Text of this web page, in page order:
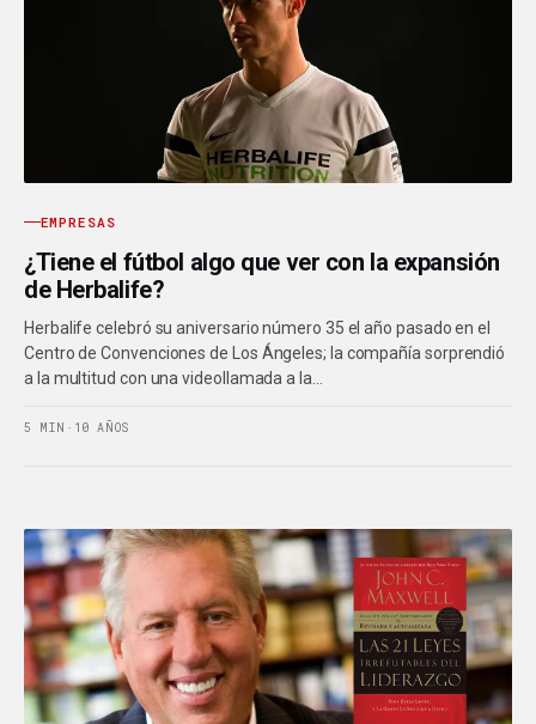
EMPRESAS
¿Tiene el fútbol algo que ver con la expansión
de Herbalife?
Herbalife celebró su aniversario número 35 el año pasado en el
Centro de Convenciones de Los Ángeles; la compañía sorprendió
a la multitud con una videollamada a la…
5 MIN · 10 AÑOS